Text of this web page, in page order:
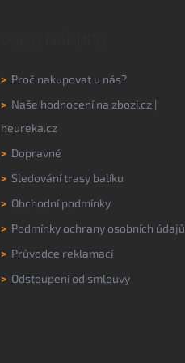
> Proč nakupovat u nás?
> Naše hodnocení na zbozi.cz |
heureka.cz
> Dopravné
> Sledování trasy balíku
> Obchodní podmínky
> Podmínky ochrany osobních údajů
> Průvodce reklamací
> Odstoupení od smlouvy